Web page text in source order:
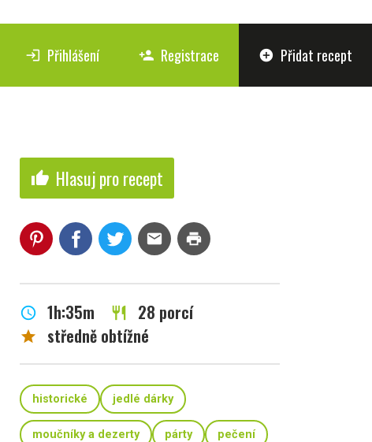
login Přihlášení person_add Registrace add_circle Přidat recept
thumb_up Hlasuj pro recept
mail print
schedule 1h:35m restaurant 28 porcí
star středně obtížné
historické jedlé dárky
moučníky a dezerty párty pečení